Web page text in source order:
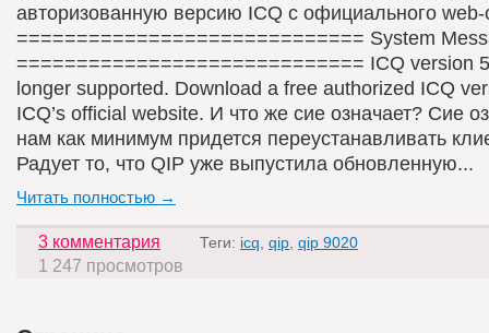
авторизованную версию ICQ с официального web-
============================= System
============================= ICQ version
longer supported. Download a free authorized ICQ
ICQ’s official website. И что же сие означает? Сие
нам как минимум придется переустанавливать
Радует то, что QIP уже выпустила обновленную...
Читать полностью →
3 комментария Теги: icq qip qip 9020
1 247 просмотров